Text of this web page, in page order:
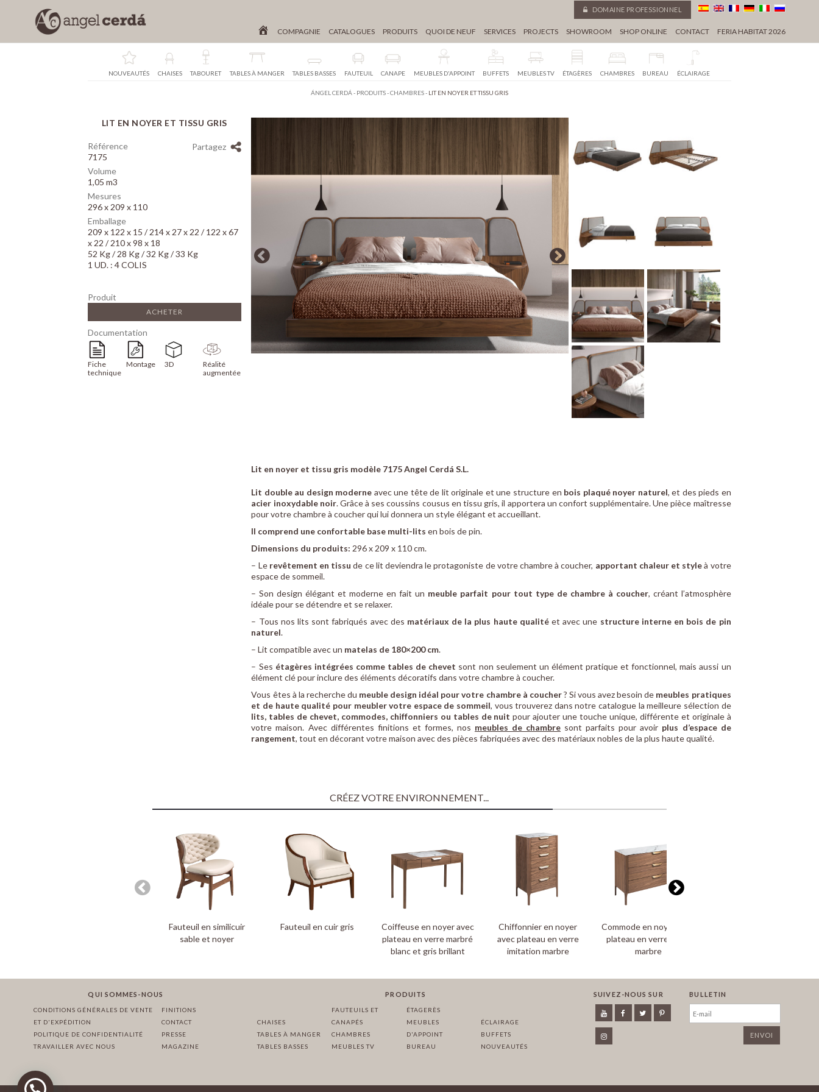
DOMAINE PROFESSIONNEL
COMPAGNIE CATALOGUES PRODUITS QUOI DE NEUF SERVICES PROJECTS SHOWROOM SHOP ONLINE CONTACT FERIA HABITAT 2026
NOUVEAUTÉS CHAISES TABOURET TABLES À MANGER TABLES BASSES FAUTEUIL CANAPE MEUBLES D'APPOINT BUFFETS MEUBLES TV ÉTAGÈRES CHAMBRES BUREAU ÉCLAIRAGE
ÁNGEL CERDÁ - PRODUITS-CHAMBRES- LIT EN NOYER ET TISSU GRIS
LIT EN NOYER ET TISSU GRIS
Référence
7175
Volume
1,05 m3
Mesures
296 x 209 x 110
Emballage
209 x 122 x 15 / 214 x 27 x 22 / 122 x 67
x 22 / 210 x 98 x 18
52 Kg / 28 Kg / 32 Kg / 33 Kg
1 UD. : 4 COLIS
Partagez
Produit
ACHETER
Documentation
Fiche
technique
Montage 3D
Réalité
augmentée
Lit en noyer et tissu gris modèle 7175 Angel Cerdá S.L.
Lit double au design moderne avec une tête de lit originale et une structure en bois plaqué noyer naturel, et des pieds en
acier inoxydable noir. Grâce à ses coussins cousus en tissu gris, il apportera un confort supplémentaire. Une pièce maîtresse
pour votre chambre à coucher qui lui donnera un style élégant et accueillant.
Il comprend une confortable base multi-lits en bois de pin.
Dimensions du produits: 296 x 209 x 110 cm.
– Le revêtement en tissu de ce lit deviendra le protagoniste de votre chambre à coucher, apportant chaleur et styleà votre
espace de sommeil.
– Son design élégant et moderne en fait un meuble parfait pour tout type de chambre à coucher, créant l’atmosphère
idéale pour se détendre et se relaxer.
– Tous nos lits sont fabriqués avec des matériaux de la plus haute qualitéet avec une structure interne en bois de pin
naturel.
– Lit compatible avec un matelas de 180×200 cm.
– Ses étagères intégrées comme tables de chevet sont non seulement un élément pratique et fonctionnel, mais aussi un
élément clé pour inclure des éléments décoratifs dans votre chambre à coucher.
Vous êtes à la recherche du meuble design idéal pour votre chambre à coucher? Si vous avez besoin de meubles pratiques
et de haute qualité pour meubler votre espace de sommeil, vous trouverez dans notre catalogue la meilleure sélection de
lits, tables de chevet, commodes, chiffonniers ou tables de nuit pour ajouter une touche unique, différente et originale à
votre maison. Avec différentes finitions et formes, nos meubles de chambre sont parfaits pour avoir plus d’espace de
rangement, tout en décorant votre maison avec des pièces fabriquées avec des matériaux nobles de la plus haute qualité.
CRÉEZ VOTRE ENVIRONNEMENT...
Fauteuil en similicuir
sable et noyer
Fauteuil en cuir gris
Coiffeuse en noyer avec
plateau en verre marbré
blanc et gris brillant
Chiffonnier en noyer
avec plateau en verre
imitation marbre
Commode en noyer avec
plateau en verre effet
marbre
QUI SOMMES-NOUS
CONDITIONS GÉNÉRALES DE VENTE
ET D'EXPÉDITION
POLITIQUE DE CONFIDENTIALITÉ
TRAVAILLER AVEC NOUS
FINITIONS
CONTACT
PRESSE
MAGAZINE
PRODUITS
CHAISES
TABLES À MANGER
TABLES BASSES
FAUTEUILS ET
CANAPÉS
CHAMBRES
MEUBLES TV
ÉTAGERÈS
MEUBLES
D'APPOINT
BUREAU
ÉCLAIRAGE
BUFFETS
NOUVEAUTÉS
SUIVEZ-NOUS SUR BULLETIN